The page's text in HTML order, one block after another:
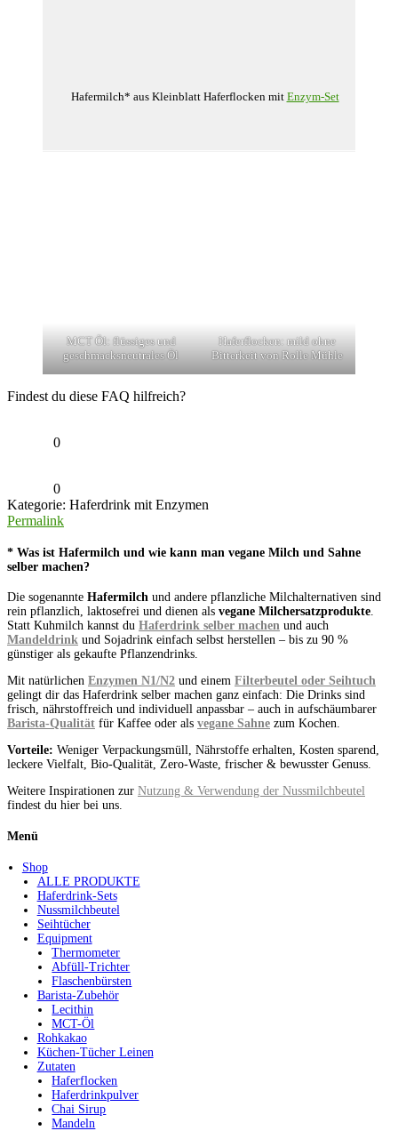
Hafermilch* aus Kleinblatt Haferflocken mit Enzym-Set
MCT Öl: flüssiges und
geschmacksneutrales Öl
Haferflocken: mild ohne
Bitterkeit von Rolle Mühle
Findest du diese FAQ hilfreich?
0
0
Kategorie: Haferdrink mit Enzymen
Permalink
* Was ist Hafermilch und wie kann man vegane Milch und Sahne
selber machen?
Die sogenannte Hafermilch und andere pflanzliche Milchalternativen sind
rein pflanzlich, laktosefrei und dienen als vegane Milchersatzprodukte.
Statt Kuhmilch kannst du Haferdrink selber machen und auch
Mandeldrink und Sojadrink einfach selbst herstellen – bis zu 90 %
günstiger als gekaufte Pflanzendrinks.
Mit natürlichen Enzymen N1/N2 und einem Filterbeutel oder Seihtuch
gelingt dir das Haferdrink selber machen ganz einfach: Die Drinks sind
frisch, nährstoffreich und individuell anpassbar – auch in aufschäumbarer
Barista-Qualität für Kaffee oder als vegane Sahne zum Kochen.
Vorteile: Weniger Verpackungsmüll, Nährstoffe erhalten, Kosten sparend,
leckere Vielfalt, Bio-Qualität, Zero-Waste, frischer & bewusster Genuss.
Weitere Inspirationen zur Nutzung & Verwendung der Nussmilchbeutel
findest du hier bei uns.
Menü
Shop
ALLE PRODUKTE
Haferdrink-Sets
Nussmilchbeutel
Seihtücher
Equipment
Thermometer
Abfüll-Trichter
Flaschenbürsten
Barista-Zubehör
Lecithin
MCT-Öl
Rohkakao
Küchen-Tücher Leinen
Zutaten
Haferflocken
Haferdrinkpulver
Chai Sirup
Mandeln